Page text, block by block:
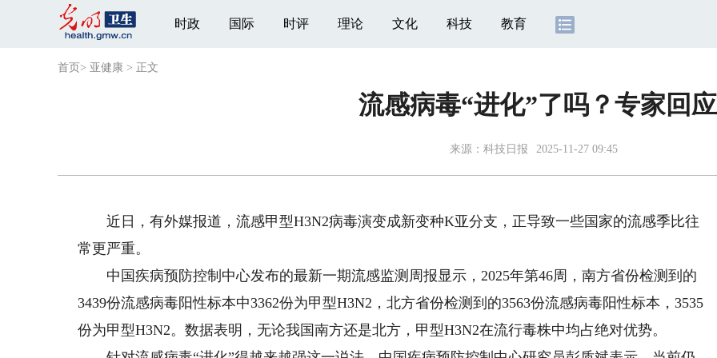
时政 国际 时评 理论 文化 科技 教育
首页 > 亚健康 > 正文
流感病毒“进化”了吗？专家回应
来源： 科技日报 2025-11-27 09:45
近日，有外媒报道，流感甲型H3N2病毒演变成新变种K亚分支，正导致一些国家的流感季比往
常更严重。
中国疾病预防控制中心发布的最新一期流感监测周报显示，2025年第46周，南方省份检测到的
3439份流感病毒阳性标本中3362份为甲型H3N2，北方省份检测到的3563份流感病毒阳性标本，3535
份为甲型H3N2。数据表明，无论我国南方还是北方，甲型H3N2在流行毒株中均占绝对优势。